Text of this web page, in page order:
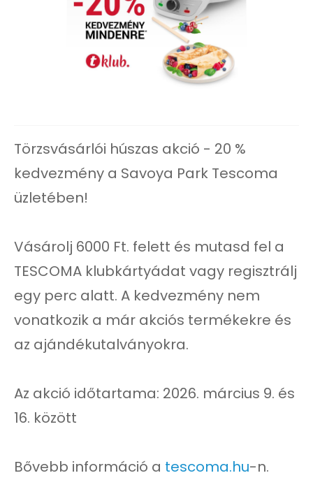
Törzsvásárlói húszas akció - 20 %
kedvezmény a Savoya Park Tescoma
üzletében!
Vásárolj 6000 Ft. felett és mutasd fel a
TESCOMA klubkártyádat vagy regisztrálj
egy perc alatt. A kedvezmény nem
vonatkozik a már akciós termékekre és
az ajándékutalványokra.
Az akció időtartama: 2026. március 9. és
16. között
Bővebb információ a tescoma.hu-n.